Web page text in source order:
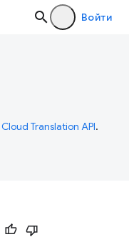
Войти
Cloud Translation API.